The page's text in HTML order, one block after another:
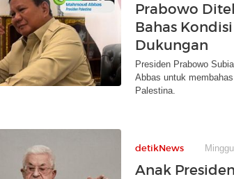
Prabowo
Bahas
Dukungan
Presiden Prabowo
Abbas untuk
Palestina.
detikNews
Anak